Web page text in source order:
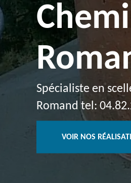
Spécialiste en
Romand tel:
VOIR NOS